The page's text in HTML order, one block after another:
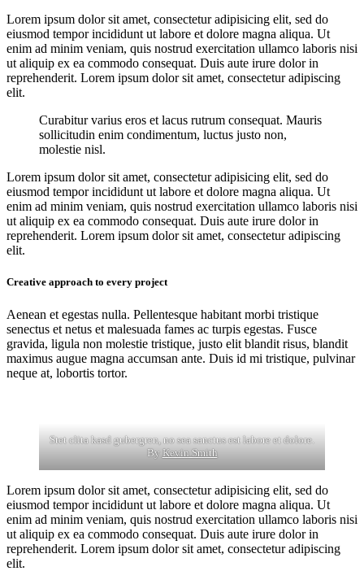
Lorem ipsum dolor sit amet, consectetur adipisicing elit, sed do
eiusmod tempor incididunt ut labore et dolore magna aliqua. Ut
enim ad minim veniam, quis nostrud exercitation ullamco laboris nisi
ut aliquip ex ea commodo consequat. Duis aute irure dolor in
reprehenderit. Lorem ipsum dolor sit amet, consectetur adipiscing
elit.
Curabitur varius eros et lacus rutrum consequat. Mauris
sollicitudin enim condimentum, luctus justo non,
molestie nisl.
Lorem ipsum dolor sit amet, consectetur adipisicing elit, sed do
eiusmod tempor incididunt ut labore et dolore magna aliqua. Ut
enim ad minim veniam, quis nostrud exercitation ullamco laboris nisi
ut aliquip ex ea commodo consequat. Duis aute irure dolor in
reprehenderit. Lorem ipsum dolor sit amet, consectetur adipiscing
elit.
Creative approach to every project
Aenean et egestas nulla. Pellentesque habitant morbi tristique
senectus et netus et malesuada fames ac turpis egestas. Fusce
gravida, ligula non molestie tristique, justo elit blandit risus, blandit
maximus augue magna accumsan ante. Duis id mi tristique, pulvinar
neque at, lobortis tortor.
Stet clita kasd gubergren, no sea sanctus est labore et dolore.
By Kevin Smith
Lorem ipsum dolor sit amet, consectetur adipisicing elit, sed do
eiusmod tempor incididunt ut labore et dolore magna aliqua. Ut
enim ad minim veniam, quis nostrud exercitation ullamco laboris nisi
ut aliquip ex ea commodo consequat. Duis aute irure dolor in
reprehenderit. Lorem ipsum dolor sit amet, consectetur adipiscing
elit.